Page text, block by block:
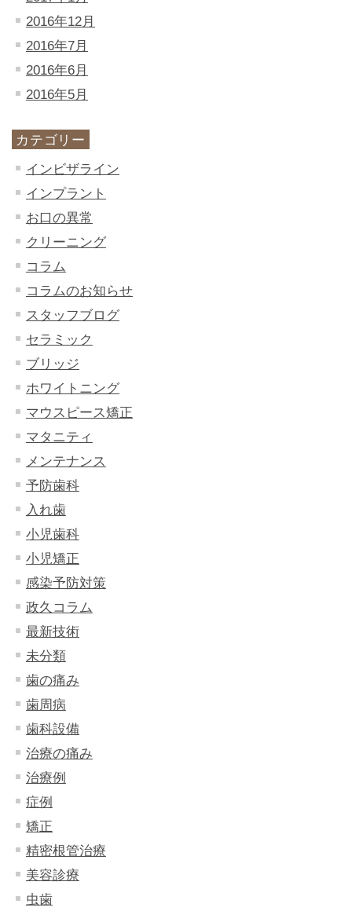
2016年12月
2016年7月
2016年6月
2016年5月
カテゴリー
インビザライン
インプラント
お口の異常
クリーニング
コラム
コラムのお知らせ
スタッフブログ
セラミック
ブリッジ
ホワイトニング
マウスピース矯正
マタニティ
メンテナンス
予防歯科
入れ歯
小児歯科
小児矯正
感染予防対策
政久コラム
最新技術
未分類
歯の痛み
歯周病
歯科設備
治療の痛み
治療例
症例
矯正
精密根管治療
美容診療
虫歯